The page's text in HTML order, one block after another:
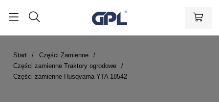
Start
Części Zamienne
Części zamienne Traktory ogrodowe
Części zamienne Husqvarna YTA 18542